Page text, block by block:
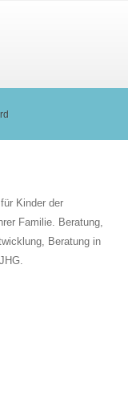
Kinder der
Familie. Beratung,
Beratung in